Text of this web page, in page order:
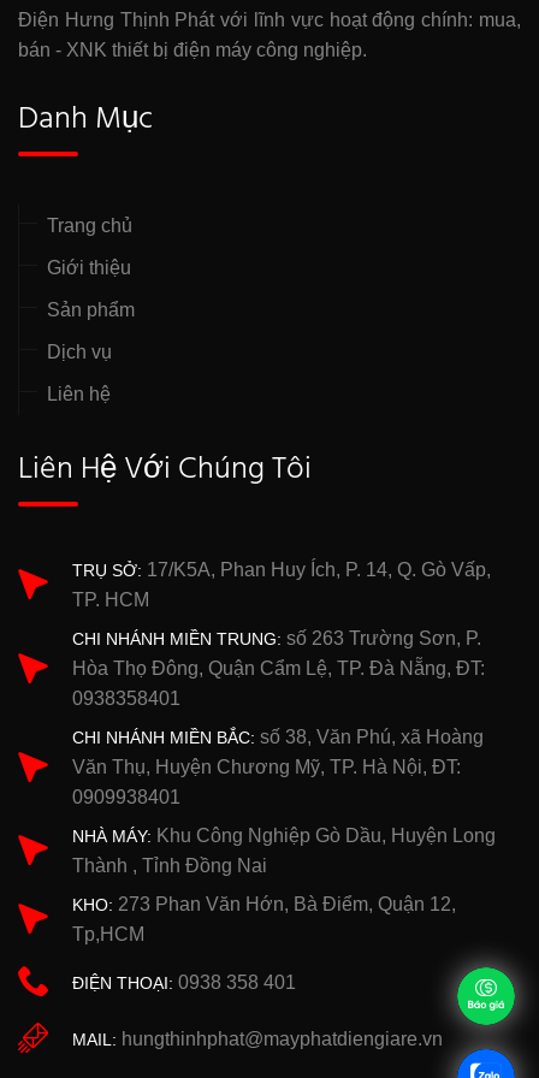
Điện Hưng Thịnh Phát với lĩnh vực hoạt động chính: mua,
bán - XNK thiết bị điện máy công nghiệp.
Danh Mục
Trang chủ
Giới thiệu
Sản phẩm
Dịch vụ
Liên hệ
Liên Hệ Với Chúng Tôi
TRỤ SỞ: 17/K5A, Phan Huy Ích, P. 14, Q. Gò Vấp,
TP. HCM
CHI NHÁNH MIỀN TRUNG: số 263 Trường Sơn, P.
Hòa Thọ Đông, Quận Cẩm Lệ, TP. Đà Nẵng, ĐT:
0938358401
CHI NHÁNH MIỀN BẮC: số 38, Văn Phú, xã Hoàng
Văn Thụ, Huyện Chương Mỹ, TP. Hà Nội, ĐT:
0909938401
NHÀ MÁY: Khu Công Nghiệp Gò Dầu, Huyện Long
Thành , Tỉnh Đồng Nai
KHO: 273 Phan Văn Hớn, Bà Điểm, Quận 12,
Tp,HCM
ĐIỆN THOẠI: 0938 358 401
MAIL: hungthinhphat@mayphatdiengiare.vn